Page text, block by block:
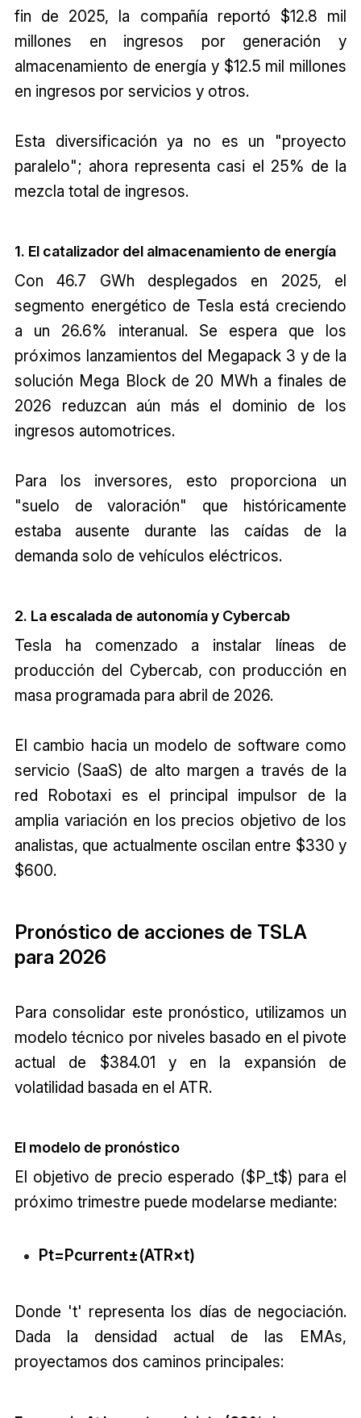
fin de 2025, la compañía reportó $12.8 mil
millones en ingresos por generación y
almacenamiento de energía y $12.5 mil millones
en ingresos por servicios y otros.
Esta diversificación ya no es un "proyecto
paralelo"; ahora representa casi el 25% de la
mezcla total de ingresos.
1. El catalizador del almacenamiento de energía
Con 46.7 GWh desplegados en 2025, el
segmento energético de Tesla está creciendo
a un 26.6% interanual. Se espera que los
próximos lanzamientos del Megapack 3 y de la
solución Mega Block de 20 MWh a finales de
2026 reduzcan aún más el dominio de los
ingresos automotrices.
Para los inversores, esto proporciona un
"suelo de valoración" que históricamente
estaba ausente durante las caídas de la
demanda solo de vehículos eléctricos.
2. La escalada de autonomía y Cybercab
Tesla ha comenzado a instalar líneas de
producción del Cybercab, con producción en
masa programada para abril de 2026.
El cambio hacia un modelo de software como
servicio (SaaS) de alto margen a través de la
red Robotaxi es el principal impulsor de la
amplia variación en los precios objetivo de los
analistas, que actualmente oscilan entre $330 y
$600.
Pronóstico de acciones de TSLA
para 2026
Para consolidar este pronóstico, utilizamos un
modelo técnico por niveles basado en el pivote
actual de $384.01 y en la expansión de
volatilidad basada en el ATR.
El modelo de pronóstico
El objetivo de precio esperado ($P_t$) para el
próximo trimestre puede modelarse mediante:
Pt=Pcurrent±(ATR×t)
Donde 't' representa los días de negociación.
Dada la densidad actual de las EMAs,
proyectamos dos caminos principales: